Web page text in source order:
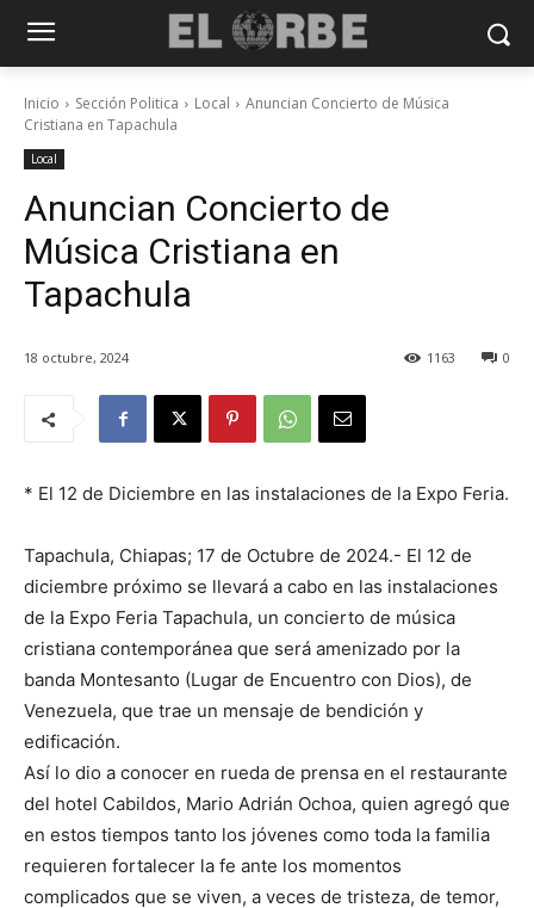
Inicio Sección Politica Local
Anuncian Concierto de Música
Cristiana en Tapachula
Local
Anuncian Concierto de
Música Cristiana en
Tapachula
18 octubre, 2024 0
1163
* El 12 de Diciembre en las instalaciones de la Expo Feria.
Tapachula, Chiapas; 17 de Octubre de 2024.- El 12 de
diciembre próximo se llevará a cabo en las instalaciones
de la Expo Feria Tapachula, un concierto de música
cristiana contemporánea que será amenizado por la
banda Montesanto (Lugar de Encuentro con Dios), de
Venezuela, que trae un mensaje de bendición y
edificación.
Así lo dio a conocer en rueda de prensa en el restaurante
del hotel Cabildos, Mario Adrián Ochoa, quien agregó que
en estos tiempos tanto los jóvenes como toda la familia
requieren fortalecer la fe ante los momentos
complicados que se viven, a veces de tristeza, de temor,